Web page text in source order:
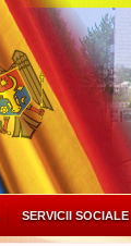
SERVICII SOCIALE